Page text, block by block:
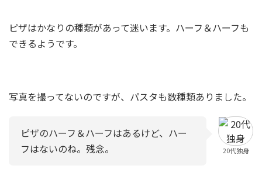
ピザはかなりの種類があって迷います。ハーフ＆ハーフも
できるようです。
写真を撮ってないのですが、パスタも数種類ありました。
ピザのハーフ＆ハーフはあるけど、ハー
フはないのね。残念。
20代独身